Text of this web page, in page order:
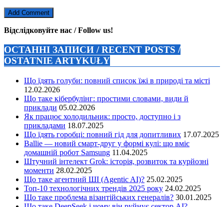
Відслідковуйте нас / Follow us!
ОСТАННІ ЗАПИСИ / RECENT POSTS /
OSTATNIE ARTYKUŁY
Що їдять голуби: повний список їжі в природі та місті
12.02.2026
Що таке кібербулінг: простими словами, види й
приклади 05.02.2026
Як працює холодильник: просто, доступно і з
прикладами 18.07.2025
Що їдять горобці: повний гід для допитливих 17.07.2025
Ballie — новий смарт-друг у формі кулі: що вміє
домашній робот Samsung 11.04.2025
Штучний інтелект Grok: історія, розвиток та курйозні
моменти 28.02.2025
Що таке агентний ШІ (Agentic AI)? 25.02.2025
Топ-10 технологічних трендів 2025 року 24.02.2025
Що таке проблема візантійських генералів? 30.01.2025